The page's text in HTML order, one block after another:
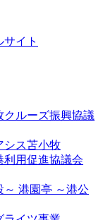
イト
クルーズ振興協議
シス苫小牧
利用促進協議会
港園亭 ～港公